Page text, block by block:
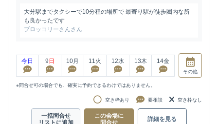
大分駅までタクシーで10分程の場所で 最寄り駅が徒歩圏内な所
も良かったです
ブロッコリーさんさん
今日 9 日 10月 11 火 12水 13木 14金
その他
※問合せ可の場合でも、確実に予約できるわけではありません。
空き枠あり 要相談 空き枠なし
一括問合せ
リストに追加
この会場に
問合せ
詳細を見る